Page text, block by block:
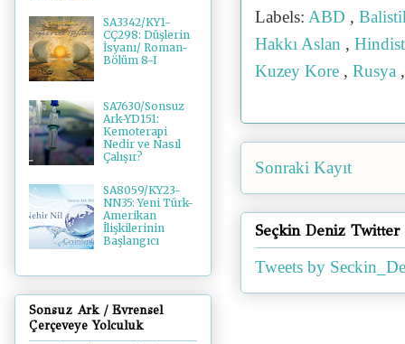
Labels: ABD ,
Hakkı Aslan ,
Kuzey Kore , Rusya
Sonraki Kayıt
Seçkin Deniz Twitter
Tweets by
SA3342/KY1-
CÇ298: Düşlerin
İsyanı/ Roman-
Bölüm 8-I
SA7630/Sonsuz
Ark-YD151:
Kemoterapi
Nedir ve Nasıl
Çalışır?
SA8059/KY23-
NN35: Yeni Türk-
Amerikan
İlişkilerinin
Başlangıcı
Sonsuz Ark / Evrensel
Çerçeveye Yolculuk